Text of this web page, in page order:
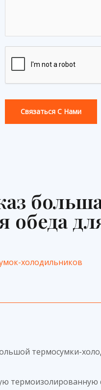
Связаться С Нами
холодильников
термосумки-